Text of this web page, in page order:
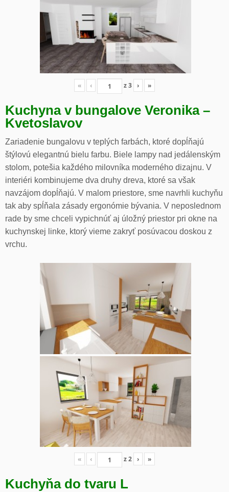
« ‹ z3 › »
Kuchyna v bungalove Veronika –
Kvetoslavov
Zariadenie bungalovu v teplých farbách, ktoré dopĺňajú
štýlovú elegantnú bielu farbu. Biele lampy nad jedálenským
stolom, potešia každého milovníka moderného dizajnu. V
interiéri kombinujeme dva druhy dreva, ktoré sa však
navzájom dopĺňajú. V malom priestore, sme navrhli kuchyňu
tak aby spĺňala zásady ergonómie bývania. V neposlednom
rade by sme chceli vypichnúť aj úložný priestor pri okne na
kuchynskej linke, ktorý vieme zakryť posúvacou doskou z
vrchu.
« ‹ z2 › »
Kuchyňa do tvaru L